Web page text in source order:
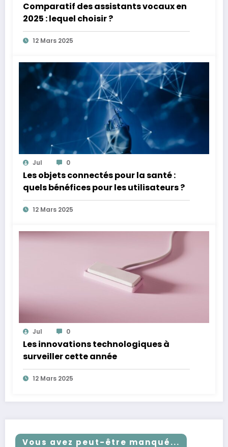
Comparatif des assistants vocaux en
2025 : lequel choisir ?
12 Mars 2025
Jul 0
Les objets connectés pour la santé :
quels bénéfices pour les utilisateurs ?
12 Mars 2025
Jul 0
Les innovations technologiques à
surveiller cette année
12 Mars 2025
Vous avez peut-être manqué...